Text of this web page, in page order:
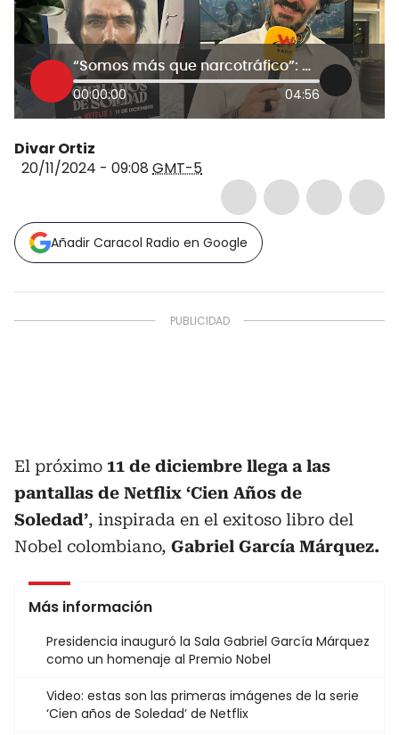
“Somos más que narcotráfico”: director de la nueva serie de Netflix ‘Cien Años de Soledad’
00:00:00 04:56
Divar Ortiz
20/11/2024 - 09:08 GMT-5
Añadir Caracol Radio en Google
El próximo 11 de diciembre llega a las
pantallas de Netflix ‘Cien Años de
Soledad’, inspirada en el exitoso libro del
Nobel colombiano, Gabriel García Márquez.
Más información
Presidencia inauguró la Sala Gabriel García Márquez
como un homenaje al Premio Nobel
Video: estas son las primeras imágenes de la serie
‘Cien años de Soledad’ de Netflix